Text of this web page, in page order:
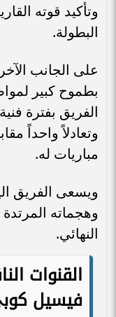
وتأكيد قوته
البطولة.
على الجانب
بطموح كبير
مباريات له.
ويسعى الفريق
وهجماته
النهائي.
القنوات
فيسيل